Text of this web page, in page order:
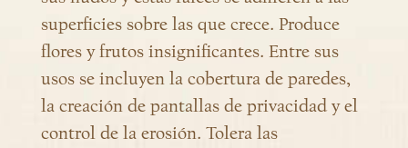
superficies sobre las que crece. Produce
flores y frutos insignificantes. Entre sus
usos se incluyen la cobertura de paredes,
la creación de pantallas de privacidad y el
control de la erosión. Tolera las